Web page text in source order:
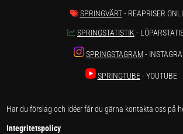
SPRINGVÄRT- REAPRISER
SPRINGSTATISTIK-
SPRINGSTAGRAM-
SPRINGTUBE- YOUTUBE
Har du förslag och idéer får du gärna kontakta oss på
Integritetspolicy